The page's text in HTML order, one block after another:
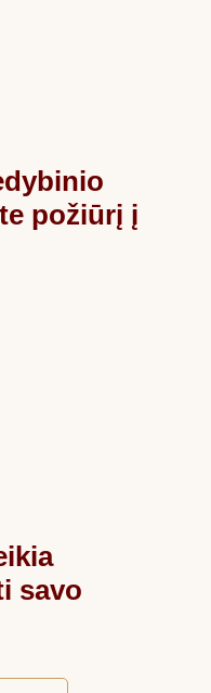
požiūrį į
savo